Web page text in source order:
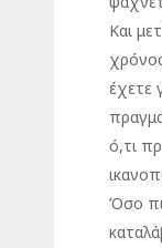
Και
έχετε
ό,τι
Όσο